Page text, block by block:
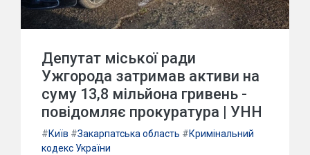
Депутат міської ради
Ужгорода затримав активи на
суму 13,8 мільйона гривень -
повідомляє прокуратура | УНН
#Київ #Закарпатська область #Кримінальний
кодекс України